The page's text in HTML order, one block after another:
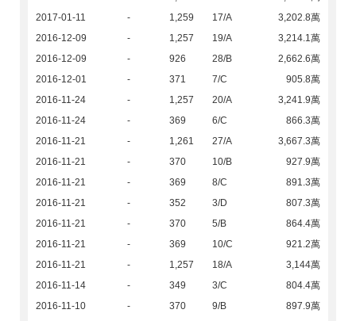
2017-01-11
- 1,259 17/A
3,202.8萬
2016-12-09
- 1,257 19/A
3,214.1萬
2016-12-09
- 926 28/B
2,662.6萬
2016-12-01
- 371 7/C
905.8萬
2016-11-24
- 1,257 20/A
3,241.9萬
2016-11-24
- 369 6/C
866.3萬
2016-11-21
- 1,261 27/A
3,667.3萬
2016-11-21
- 370 10/B
927.9萬
2016-11-21
- 369 8/C
891.3萬
2016-11-21
- 352 3/D
807.3萬
2016-11-21
- 370 5/B
864.4萬
2016-11-21
- 369 10/C
921.2萬
2016-11-21
- 1,257 18/A
3,144萬
2016-11-14
- 349 3/C
804.4萬
2016-11-10
- 370 9/B
897.9萬